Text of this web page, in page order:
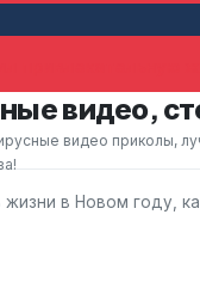
видео,
видео приколы,
жизни в Новом году,